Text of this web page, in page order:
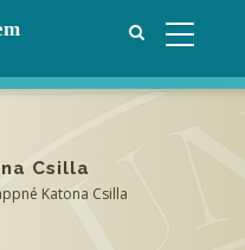
Csilla
Katona Csilla